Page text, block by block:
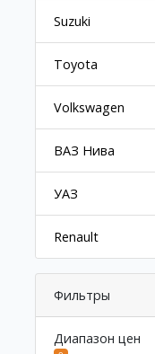
Suzuki
Toyota
Volkswagen
ВАЗ Нива
УАЗ
Renault
Фильтры
Диапазон цен